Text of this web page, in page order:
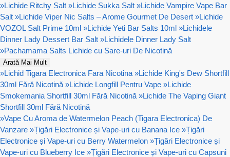
»Lichide Ritchy Salt »Lichide Sukka Salt »Lichide Vampire Vape Bar
Salt »Lichide Viper Nic Salts – Arome Gourmet De Desert »Lichide
VOZOL Salt Prime 10ml »Lichide Yeti Bar Salts 10ml »Lichidele
Dinner Lady Dessert Bar Salt »Lichidele Dinner Lady Salt
»Pachamama Salts Lichide cu Sare-uri De Nicotină
Arată Mai Mult
»Lichid Tigara Electronica Fara Nicotina »Lichide King's Dew Shortfill
30ml Fără Nicotină »Lichide Longfill Pentru Vape »Lichide
Smokemania Shortfill 30ml Fără Nicotină »Lichide The Vaping Giant
Shortfill 30ml Fără Nicotină
»Vape Cu Aroma de Watermelon Peach (Tigara Electronica) De
Vanzare »Țigări Electronice și Vape-uri cu Banana Ice »Țigări
Electronice și Vape-uri cu Berry Watermelon »Țigări Electronice și
Vape-uri cu Blueberry Ice »Țigări Electronice și Vape-uri cu Capsuni